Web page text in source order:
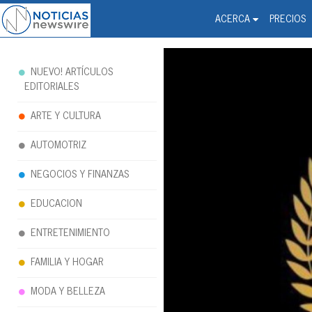
ACERCA PRECIOS
Noticias Newswire -
NUEVO! ARTÍCULOS
EDITORIALES
ARTE Y CULTURA
AUTOMOTRIZ
NEGOCIOS Y FINANZAS
EDUCACION
ENTRETENIMIENTO
FAMILIA Y HOGAR
MODA Y BELLEZA